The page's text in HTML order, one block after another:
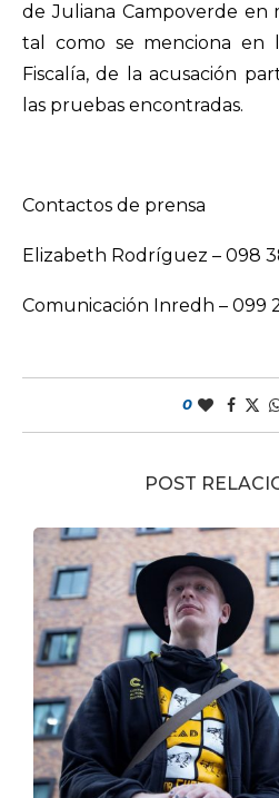
de Juliana Campoverde en
tal como se menciona en
Fiscalía, de la acusación
las pruebas encontradas.
Contactos de prensa
Elizabeth Rodríguez – 098
Comunicación Inredh – 099
0
POST